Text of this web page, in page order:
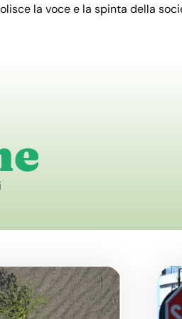
la voce e la spinta della